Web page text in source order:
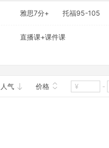
雅思7分+ 托福95-105
直播课+课件课
大班
人气 价格 -